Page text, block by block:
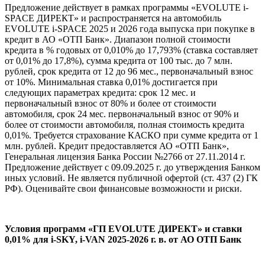
Предложение действует в рамках программы «EVOLUTE i-
SPACE ДИРЕКТ» и распространяется на автомобиль
EVOLUTE i-SPACE 2025 и 2026 года выпуска при покупке в
кредит в АО «ОТП Банк». Диапазон полной стоимости
кредита в % годовых от 0,010% до 17,793% (ставка составляет
от 0,01% до 17,8%), сумма кредита от 100 тыс. до 7 млн.
рублей, срок кредита от 12 до 96 мес., первоначальный взнос
от 10%. Минимальная ставка 0,01% достигается при
следующих параметрах кредита: срок 12 мес. и
первоначальный взнос от 80% и более от стоимости
автомобиля, срок 24 мес. первоначальный взнос от 90% и
более от стоимости автомобиля, полная стоимость кредита
0,01%. Требуется страхование КАСКО при сумме кредита от 1
млн. рублей. Кредит предоставляется АО «ОТП Банк»,
Генеральная лицензия Банка России №2766 от 27.11.2014 г.
Предложение действует с 09.09.2025 г. до утверждения Банком
иных условий. Не является публичной офертой (ст. 437 (2) ГК
РФ). Оценивайте свои финансовые возможности и риски.
Условия программ «ГП EVOLUTE ДИРЕКТ» и ставки
0,01% для i‑SKY, i‑VAN 2025-2026 г. в. от АО ОТП Банк